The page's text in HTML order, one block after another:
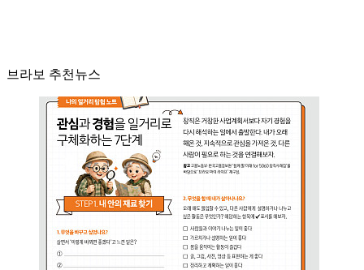
브라보 추천뉴스